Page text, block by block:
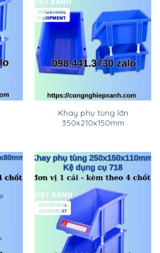
Khay phụ tùng lớn
350x210x150mm